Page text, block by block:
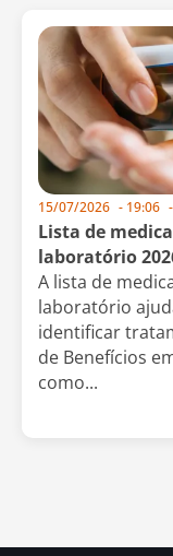
15/07/2026 - 19:06
Lista de
laboratório
A lista de
laboratório
identificar
de Benefícios
como...